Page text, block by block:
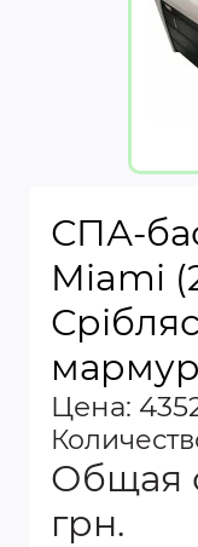
СПА-
Miami
мармур
Цена:
Общая
грн.